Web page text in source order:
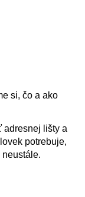
si, čo a ako
adresnej lišty a
potrebuje,